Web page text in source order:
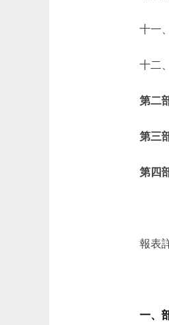
十一、
十二、
第二
第三部
第四部
報表詳
一、